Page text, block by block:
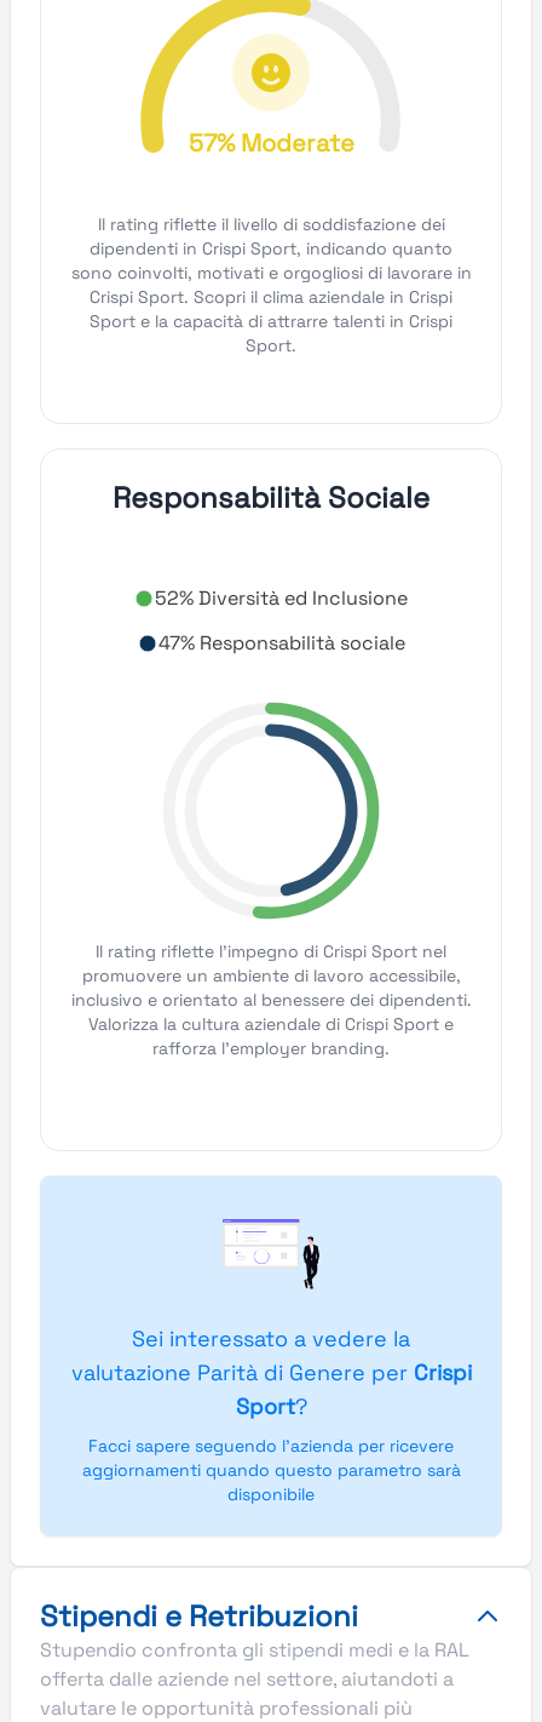
57% Moderate
Il rating riflette il livello di soddisfazione dei
dipendenti in Crispi Sport, indicando quanto
sono coinvolti, motivati e orgogliosi di lavorare in
Crispi Sport. Scopri il clima aziendale in Crispi
Sport e la capacità di attrarre talenti in Crispi
Sport.
Responsabilità Sociale
52% Diversità ed Inclusione
47% Responsabilità sociale
Il rating riflette l'impegno di Crispi Sport nel
promuovere un ambiente di lavoro accessibile,
inclusivo e orientato al benessere dei dipendenti.
Valorizza la cultura aziendale di Crispi Sport e
rafforza l'employer branding.
Sei interessato a vedere la
valutazione Parità di Genere per Crispi
Sport?
Facci sapere seguendo l'azienda per ricevere
aggiornamenti quando questo parametro sarà
disponibile
Stipendi e Retribuzioni
Stupendio confronta gli stipendi medi e la RAL
offerta dalle aziende nel settore, aiutandoti a
valutare le opportunità professionali più